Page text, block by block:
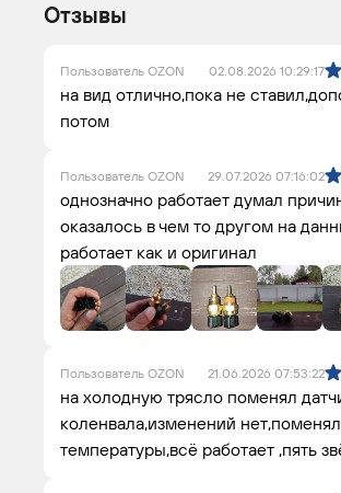
Отзывы
Пользователь OZON 02.08.2026 10:29:17
на вид отлично,пока не
потом
Пользователь OZON 29.07.2026 07:16:02
однозначно работает думал
оказалось в чем то другом на
работает как и оригинал
Пользователь OZON 21.06.2026 07:53:22
на холодную трясло поменял
коленвала,изменений
температуры,всё работает ,пять